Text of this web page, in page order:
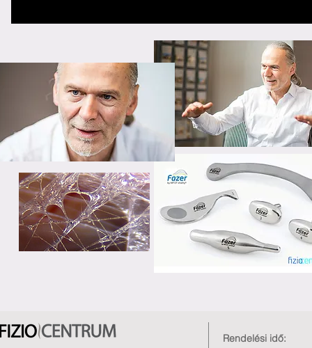
Rendelési idő: